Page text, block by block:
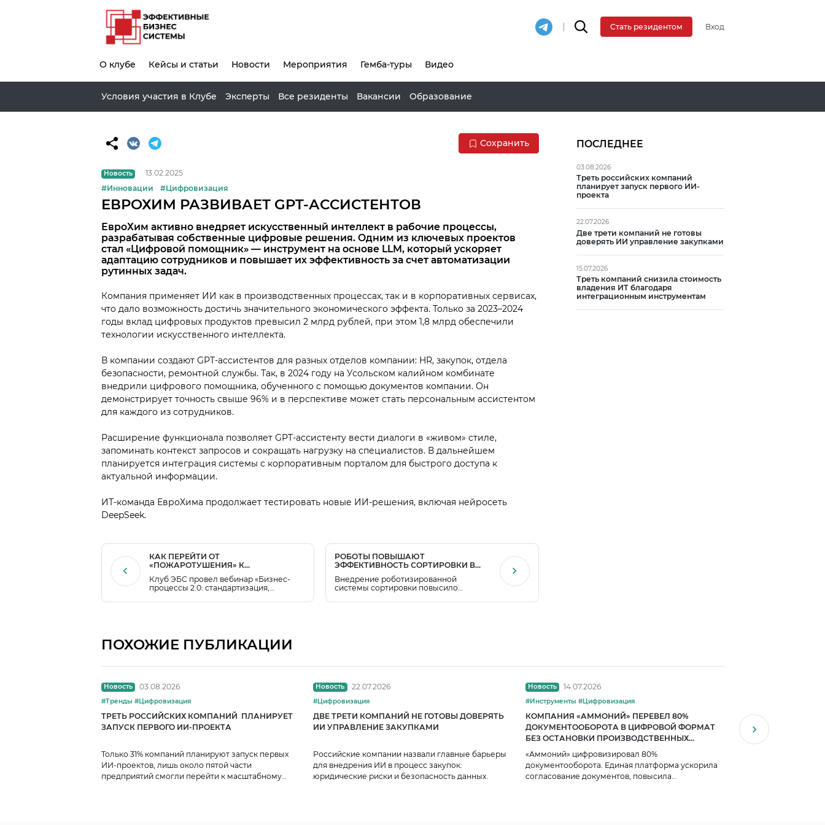
Стать резидентом Вход
О клубе Кейсы и статьи Новости Мероприятия Гемба-туры Видео
Условия участия в Клубе Эксперты Все резиденты Вакансии Образование
Сохранить
Новость
13.02.2025
#Инновации
#Цифровизация
ЕВРОХИМ РАЗВИВАЕТ GPT-АССИСТЕНТОВ
ЕвроХим активно внедряет искусственный интеллект в рабочие процессы,
разрабатывая собственные цифровые решения. Одним из ключевых проектов
стал «Цифровой помощник» — инструмент на основе LLM, который ускоряет
адаптацию сотрудников и повышает их эффективность за счет автоматизации
рутинных задач.
Компания применяет ИИ как в производственных процессах, так и в корпоративных сервисах,
что дало возможность достичь значительного экономического эффекта. Только за 2023–2024
годы вклад цифровых продуктов превысил 2 млрд рублей, при этом 1,8 млрд обеспечили
технологии искусственного интеллекта.
В компании создают GPT-ассистентов для разных отделов компании: HR, закупок, отдела
безопасности, ремонтной службы. Так, в 2024 году на Усольском калийном комбинате
внедрили цифрового помощника, обученного с помощью документов компании. Он
демонстрирует точность свыше 96% и в перспективе может стать персональным ассистентом
для каждого из сотрудников.
Расширение функционала позволяет GPT-ассистенту вести диалоги в «живом» стиле,
запоминать контекст запросов и сокращать нагрузку на специалистов. В дальнейшем
планируется интеграция системы с корпоративным порталом для быстрого доступа к
актуальной информации.
ИТ-команда ЕвроХима продолжает тестировать новые ИИ-решения, включая нейросеть
DeepSeek.
КАК ПЕРЕЙТИ ОТ
«ПОЖАРОТУШЕНИЯ» К
СИСТЕМНОМУ УПРАВЛЕНИЮ
ПРЕДПРИЯТИЕМ?
Клуб ЭБС провел вебинар «Бизнес-
процессы 2.0: стандартизация,
спикером выступил Николай Денисов,
РОБОТЫ ПОВЫШАЮТ
ЭФФЕКТИВНОСТЬ СОРТИРОВКИ В
ДЕЛОВЫХ ЛИНИЯХ
Внедрение роботизированной
системы сортировки повысило
скорость и эффективность работы
ПОСЛЕДНЕЕ
03.08.2026
Треть российских компаний
планирует запуск первого ИИ-
проекта
22.07.2026
Две трети компаний не готовы
доверять ИИ управление закупками
15.07.2026
Треть компаний снизила стоимость
владения ИТ благодаря
интеграционным инструментам
ПОХОЖИЕ ПУБЛИКАЦИИ
Новость 03.08.2026
#Тренды #Цифровизация
ТРЕТЬ РОССИЙСКИХ КОМПАНИЙ ПЛАНИРУЕТ
ЗАПУСК ПЕРВОГО ИИ-ПРОЕКТА
Только 31% компаний планируют запуск первых
ИИ-проектов, лишь около пятой части
предприятий смогли перейти к масштабному
Новость 22.07.2026
#Цифровизация
ДВЕ ТРЕТИ КОМПАНИЙ НЕ ГОТОВЫ ДОВЕРЯТЬ
ИИ УПРАВЛЕНИЕ ЗАКУПКАМИ
Российские компании назвали главные барьеры
для внедрения ИИ в процесс закупок:
юридические риски и безопасность данных.
Новость 14.07.2026
#Инструменты #Цифровизация
КОМПАНИЯ «АММОНИЙ» ПЕРЕВЕЛ 80%
ДОКУМЕНТООБОРОТА В ЦИФРОВОЙ ФОРМАТ
БЕЗ ОСТАНОВКИ ПРОИЗВОДСТВЕННЫХ
ПРОЦЕССОВ
«Аммоний» цифровизировал 80%
документооборота. Единая платформа ускорила
согласование документов, повысила
ЕВРАЗ ПОЛУЧИЛ
ЦИФРОВИЗАЦИИ